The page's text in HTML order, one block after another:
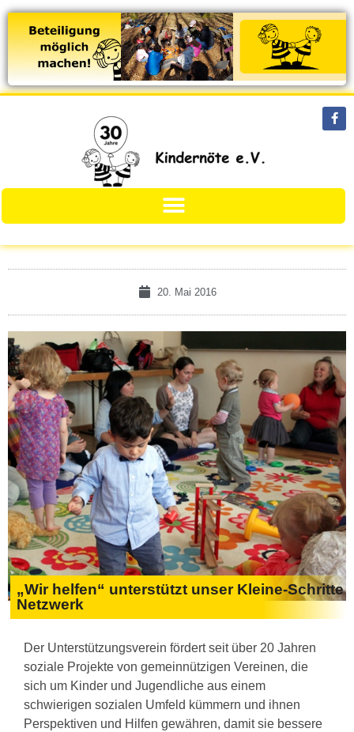
20. Mai 2016
„Wir helfen“ unterstützt unser Kleine-Schritte
Netzwerk
Der Unterstützungsverein fördert seit über 20 Jahren
soziale Projekte von gemeinnützigen Vereinen, die
sich um Kinder und Jugendliche aus einem
schwierigen sozialen Umfeld kümmern und ihnen
Perspektiven und Hilfen gewähren, damit sie bessere